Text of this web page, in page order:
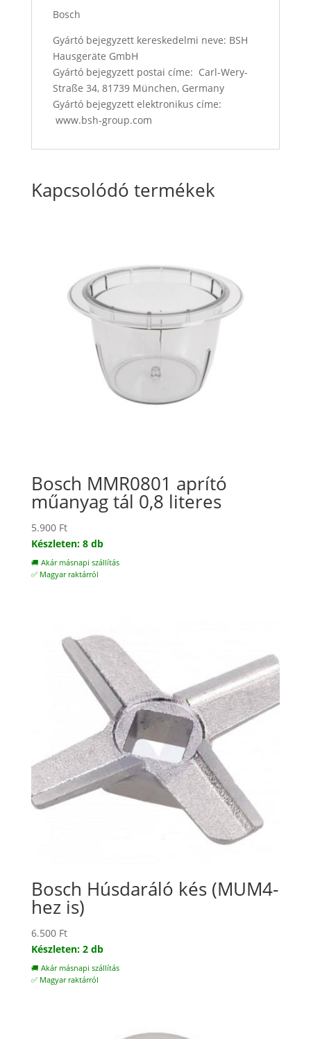
Bosch
Gyártó bejegyzett kereskedelmi neve: BSH
Hausgeräte GmbH
Gyártó bejegyzett postai címe: Carl-Wery-
Straße 34, 81739 München, Germany
Gyártó bejegyzett elektronikus címe:
www.bsh-group.com
Kapcsolódó termékek
Bosch MMR0801 aprító
műanyag tál 0,8 literes
5.900 Ft
Készleten: 8 db
🚚 Akár másnapi szállítás
✅ Magyar raktárról
Bosch Húsdaráló kés (MUM4-
hez is)
6.500 Ft
Készleten: 2 db
🚚 Akár másnapi szállítás
✅ Magyar raktárról